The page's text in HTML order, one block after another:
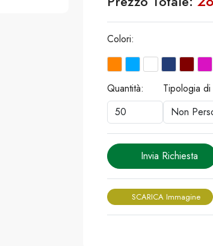
Colori:
Quantità: Tipologia di
Invia Richiesta
SCARICA Immagine